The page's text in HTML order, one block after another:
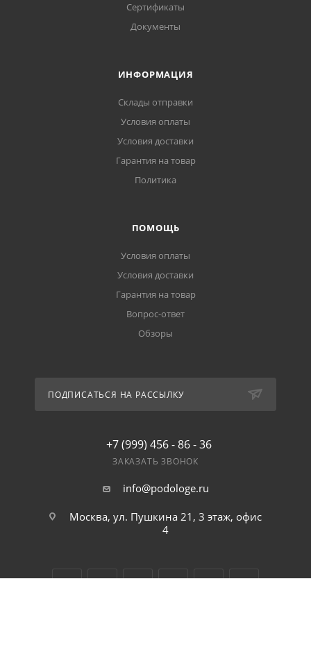
Сертификаты
Документы
ИНФОРМАЦИЯ
Склады отправки
Условия оплаты
Условия доставки
Гарантия на товар
Политика
ПОМОЩЬ
Условия оплаты
Условия доставки
Гарантия на товар
Вопрос-ответ
Обзоры
ПОДПИСАТЬСЯ НА РАССЫЛКУ
+7 (999) 456 - 86 - 36
ЗАКАЗАТЬ ЗВОНОК
info@podologe.ru
Москва, ул. Пушкина 21, 3 этаж, офис
4